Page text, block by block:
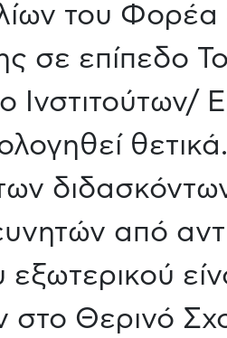
του
σε επίπεδο
Ινστιτούτων/
θετικά.
από
Θερινό